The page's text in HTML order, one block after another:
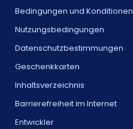
Bedingungen und Konditionen
Nutzungsbedingungen
Datenschutzbestimmungen
Geschenkkarten
Inhaltsverzeichnis
Barrierefreiheit im Internet
Entwickler